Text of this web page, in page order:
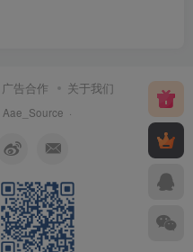
广告合作 关于我们
Aae_Source ·